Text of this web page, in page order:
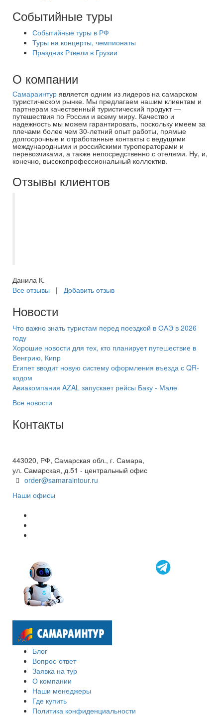
Событийные туры
Событийные туры в РФ
Туры на концерты, чемпионаты
Праздник Ртвели в Грузии
О компании
Самараинтур является одним из лидеров на самарском
туристическом рынке. Мы предлагаем нашим клиентам и
партнерам качественный туристический продукт —
путешествия по России и всему миру. Качество и
надежность мы можем гарантировать, поскольку имеем за
плечами более чем 30-летний опыт работы, прямые
долгосрочные и отработанные контакты с ведущими
международными и российскими туроператорами и
перевозчиками, а также непосредственно с отелями. Ну, и,
конечно, высокопрофессиональный коллектив.
Отзывы клиентов
Данила К.
Все отзывы | Добавить отзыв
Новости
Что важно знать туристам перед поездкой в ОАЭ в 2026
году
Хорошие новости для тех, кто планирует путешествие в
Венгрию, Кипр
Египет вводит новую систему оформления въезда с QR-
кодом
Авиакомпания AZAL запускает рейсы Баку - Мале
Все новости
Контакты
443020, РФ, Самарская обл., г. Самара,
ул. Самарская, д.51 - центральный офис
order@samaraintour.ru
Наши офисы
Блог
Вопрос-ответ
Заявка на тур
О компании
Наши менеджеры
Где купить
Политика конфиденциальности